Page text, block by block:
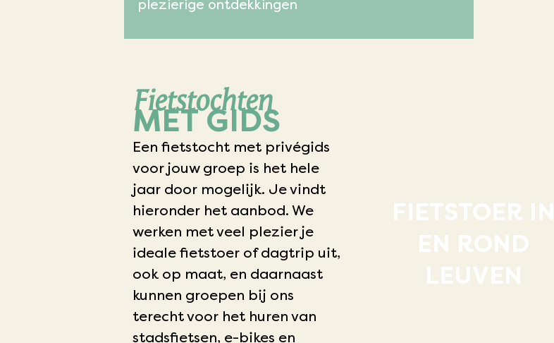
plezierige ontdekkingen
Fietstochten
MET GIDS
Een fietstocht met privégids
voor jouw groep is het hele
jaar door mogelijk. Je vindt
hieronder het aanbod. We
werken met veel plezier je
ideale fietstoer of dagtrip uit,
ook op maat, en daarnaast
kunnen groepen bij ons
terecht voor het huren van
stadsfietsen, e-bikes en
FIETSTOER IN
EN ROND
LEUVEN